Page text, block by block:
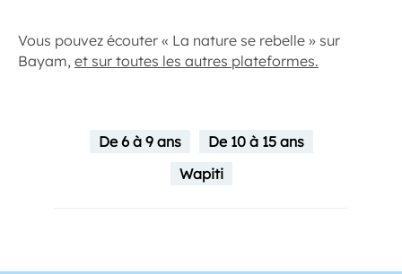
Vous pouvez écouter « La nature se rebelle » sur
Bayam, et sur toutes les autres plateformes.
De 6 à 9 ans
De 10 à 15 ans
Wapiti